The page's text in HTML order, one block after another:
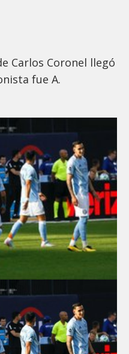
Carlos Coronel llegó
fue A.